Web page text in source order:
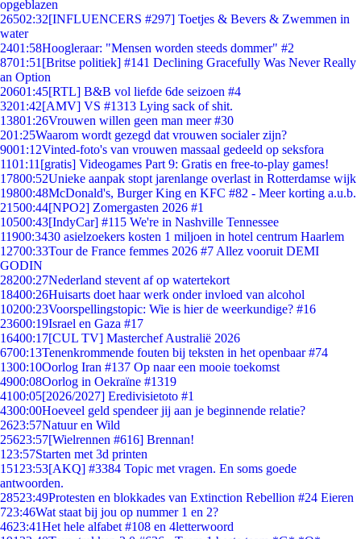
opgeblazen
26502:32[INFLUENCERS #297] Toetjes & Bevers & Zwemmen in
water
2401:58Hoogleraar: "Mensen worden steeds dommer" #2
8701:51 [Britse politiek] #141 Declining Gracefully Was Never Really
an Option
20601:45[RTL] B&B vol liefde 6de seizoen #4
3201:42[AMV] VS #1313 Lying sack of shit.
13801:26Vrouwen willen geen man meer #30
201:25Waarom wordt gezegd dat vrouwen socialer zijn?
9001:12Vinted-foto's van vrouwen massaal gedeeld op seksfora
1101:11 [gratis] Videogames Part 9: Gratis en free-to-play games!
17800:52Unieke aanpak stopt jarenlange overlast in Rotterdamse wijk
19800:48McDonald's, Burger King en KFC #82 - Meer korting a.u.b.
21500:44[NPO2] Zomergasten 2026 #1
10500:43[IndyCar] #115 We're in Nashville Tennessee
11900:3430 asielzoekers kosten 1 miljoen in hotel centrum Haarlem
12700:33Tour de France femmes 2026 #7 Allez vooruit DEMI
GODIN
28200:27Nederland stevent af op watertekort
18400:26Huisarts doet haar werk onder invloed van alcohol
10200:23Voorspellingstopic: Wie is hier de weerkundige? #16
23600:19Israel en Gaza #17
16400:17[CUL TV] Masterchef Australië 2026
6700:13Tenenkrommende fouten bij teksten in het openbaar #74
1300:10Oorlog Iran #137 Op naar een mooie toekomst
4900:08Oorlog in Oekraïne #1319
4100:05[2026/2027] Eredivisietoto #1
4300:00Hoeveel geld spendeer jij aan je beginnende relatie?
2623:57Natuur en Wild
25623:57[Wielrennen #616] Brennan!
1 23:57Starten met 3d printen
151 23:53[AKQ] #3384 Topic met vragen. En soms goede
antwoorden.
28523:49Protesten en blokkades van Extinction Rebellion #24 Eieren
723:46Wat staat bij jou op nummer 1 en 2?
4623:41Het hele alfabet #108 en 4letterwoord